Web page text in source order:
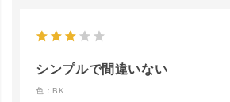
BK
シンプルで間違いない
色：BK